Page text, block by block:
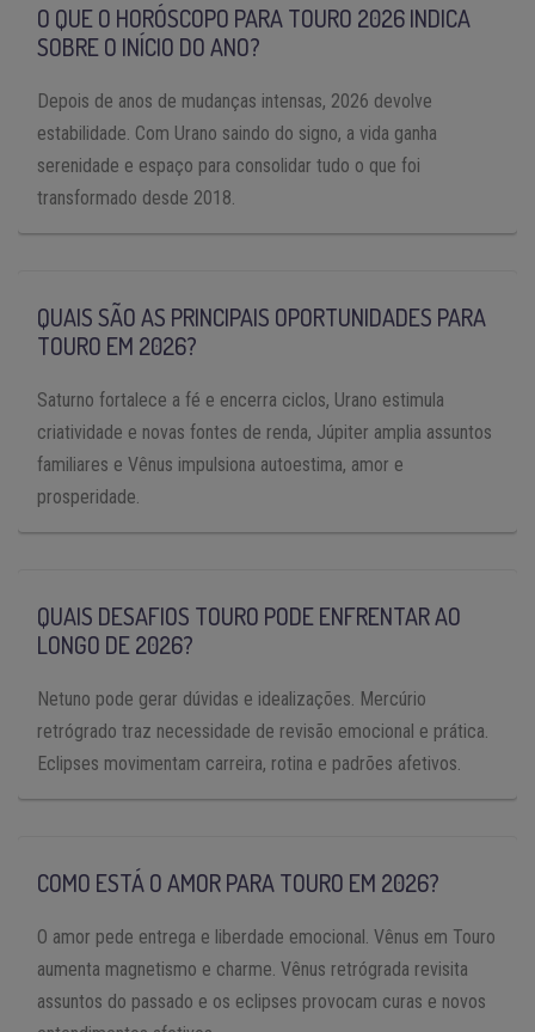
O QUE O HORÓSCOPO PARA TOURO 2026 INDICA
SOBRE O INÍCIO DO ANO?
Depois de anos de mudanças intensas, 2026 devolve
estabilidade. Com Urano saindo do signo, a vida ganha
serenidade e espaço para consolidar tudo o que foi
transformado desde 2018.
QUAIS SÃO AS PRINCIPAIS OPORTUNIDADES PARA
TOURO EM 2026?
Saturno fortalece a fé e encerra ciclos, Urano estimula
criatividade e novas fontes de renda, Júpiter amplia assuntos
familiares e Vênus impulsiona autoestima, amor e
prosperidade.
QUAIS DESAFIOS TOURO PODE ENFRENTAR AO
LONGO DE 2026?
Netuno pode gerar dúvidas e idealizações. Mercúrio
retrógrado traz necessidade de revisão emocional e prática.
Eclipses movimentam carreira, rotina e padrões afetivos.
COMO ESTÁ O AMOR PARA TOURO EM 2026?
O amor pede entrega e liberdade emocional. Vênus em Touro
aumenta magnetismo e charme. Vênus retrógrada revisita
assuntos do passado e os eclipses provocam curas e novos